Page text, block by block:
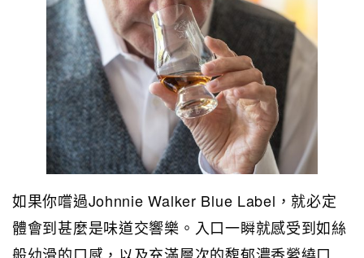
如果你嚐過Johnnie Walker Blue Label，就必定
體會到甚麼是味道交響樂。入口一瞬就感受到如絲